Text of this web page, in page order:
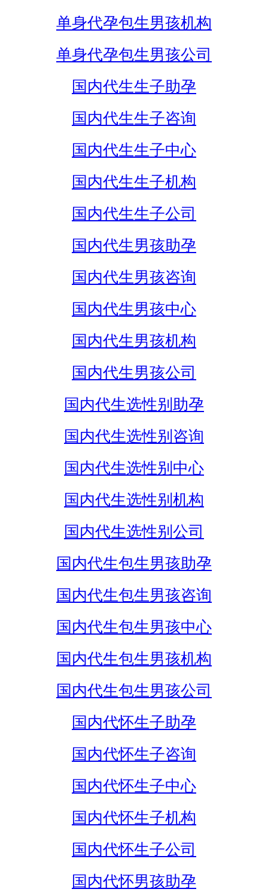
单身代孕包生男孩机构
单身代孕包生男孩公司
国内代生生子助孕
国内代生生子咨询
国内代生生子中心
国内代生生子机构
国内代生生子公司
国内代生男孩助孕
国内代生男孩咨询
国内代生男孩中心
国内代生男孩机构
国内代生男孩公司
国内代生选性别助孕
国内代生选性别咨询
国内代生选性别中心
国内代生选性别机构
国内代生选性别公司
国内代生包生男孩助孕
国内代生包生男孩咨询
国内代生包生男孩中心
国内代生包生男孩机构
国内代生包生男孩公司
国内代怀生子助孕
国内代怀生子咨询
国内代怀生子中心
国内代怀生子机构
国内代怀生子公司
国内代怀男孩助孕